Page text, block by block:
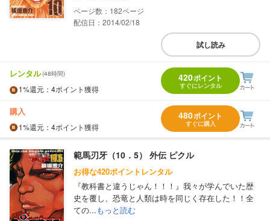
182
配信日：2014/02/18
試し読み
レンタル(48時間)
1%還元 ：4ポイント獲得
420ポイント
すぐにレンタル
購入
1%還元 ：4ポイント獲得
480ポイント
すぐに購入
範馬刃牙（10．5） 外伝 ピクル
お得な420ポイントレンタル
『教科書と違うじゃん！！！』我々が学んでいた歴
史を覆し、恐竜と人類は時を同じく存在した！！全
ての...もっと読む